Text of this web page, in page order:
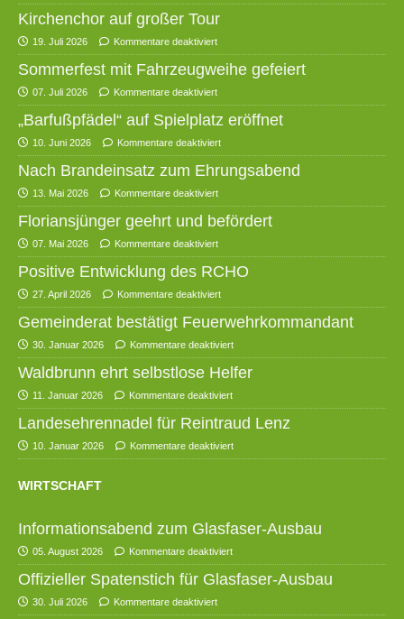
Kirchenchor auf großer Tour
19. Juli 2026 Kommentare deaktiviert
Sommerfest mit Fahrzeugweihe gefeiert
07. Juli 2026 Kommentare deaktiviert
„Barfußpfädel“ auf Spielplatz eröffnet
10. Juni 2026 Kommentare deaktiviert
Nach Brandeinsatz zum Ehrungsabend
13. Mai 2026 Kommentare deaktiviert
Floriansjünger geehrt und befördert
07. Mai 2026 Kommentare deaktiviert
Positive Entwicklung des RCHO
27. April 2026 Kommentare deaktiviert
Gemeinderat bestätigt Feuerwehrkommandant
30. Januar 2026 Kommentare deaktiviert
Waldbrunn ehrt selbstlose Helfer
11. Januar 2026 Kommentare deaktiviert
Landesehrennadel für Reintraud Lenz
10. Januar 2026 Kommentare deaktiviert
WIRTSCHAFT
Informationsabend zum Glasfaser-Ausbau
05. August 2026 Kommentare deaktiviert
Offizieller Spatenstich für Glasfaser-Ausbau
30. Juli 2026 Kommentare deaktiviert